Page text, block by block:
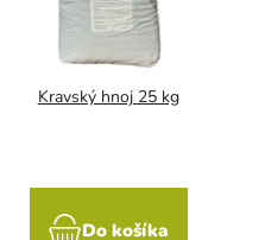
Kravský hnoj 25 kg
Do košíka